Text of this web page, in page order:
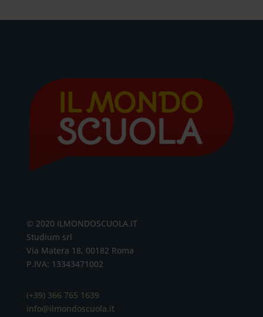
© 2020 ILMONDOSCUOLA.IT
Studium srl
Via Matera 18, 00182 Roma
P.IVA: 13343471002
(+39) 366 765 1639
info@ilmondoscuola.it